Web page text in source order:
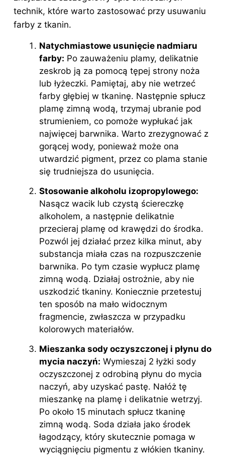
technik, które warto zastosować przy usuwaniu
farby z tkanin.
Natychmiastowe usunięcie nadmiaru
farby: Po zauważeniu plamy, delikatnie
zeskrob ją za pomocą tępej strony noża
lub łyżeczki. Pamiętaj, aby nie wetrzeć
farby głębiej w tkaninę. Następnie spłucz
plamę zimną wodą, trzymaj ubranie pod
strumieniem, co pomoże wypłukać jak
najwięcej barwnika. Warto zrezygnować z
gorącej wody, ponieważ może ona
utwardzić pigment, przez co plama stanie
się trudniejsza do usunięcia.
Stosowanie alkoholu izopropylowego:
Nasącz wacik lub czystą ściereczkę
alkoholem, a następnie delikatnie
przecieraj plamę od krawędzi do środka.
Pozwól jej działać przez kilka minut, aby
substancja miała czas na rozpuszczenie
barwnika. Po tym czasie wypłucz plamę
zimną wodą. Działaj ostrożnie, aby nie
uszkodzić tkaniny. Koniecznie przetestuj
ten sposób na mało widocznym
fragmencie, zwłaszcza w przypadku
kolorowych materiałów.
Mieszanka sody oczyszczonej i płynu do
mycia naczyń: Wymieszaj 2 łyżki sody
oczyszczonej z odrobiną płynu do mycia
naczyń, aby uzyskać pastę. Nałóż tę
mieszankę na plamę i delikatnie wetrzyj.
Po około 15 minutach spłucz tkaninę
zimną wodą. Soda działa jako środek
łagodzący, który skutecznie pomaga w
wyciągnięciu pigmentu z włókien tkaniny.